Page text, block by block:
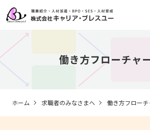
求職者のみなさまへ
働き方フローチャ
ホーム 求職者のみなさまへ 働き方フローチ